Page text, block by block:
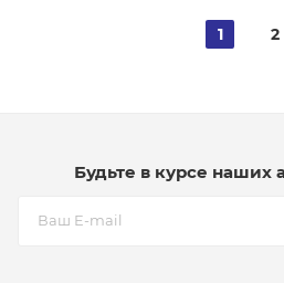
1 2
Будьте в курсе наших